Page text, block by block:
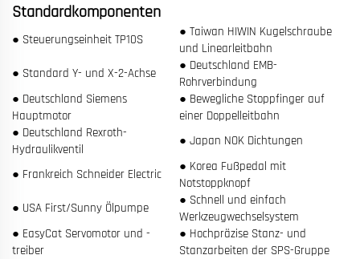
Standardkomponenten
● Steuerungseinheit TP10S
● Taiwan HIWIN Kugelschraube
und Linearleitbahn
● Standard Y- und X-2-Achse
● Deutschland EMB-
Rohrverbindung
● Deutschland Siemens
Hauptmotor
● Bewegliche Stoppfinger auf
einer Doppelleitbahn
● Deutschland Rexroth-
Hydraulikventil
● Japan NOK Dichtungen
● Frankreich Schneider Electric
● Korea Fußpedal mit
Notstoppknopf
● USA First/Sunny Ölpumpe
● Schnell und einfach
Werkzeugwechselsystem
● EasyCat Servomotor und -
treiber
● Hochpräzise Stanz- und
Stanzarbeiten der SPS-Gruppe